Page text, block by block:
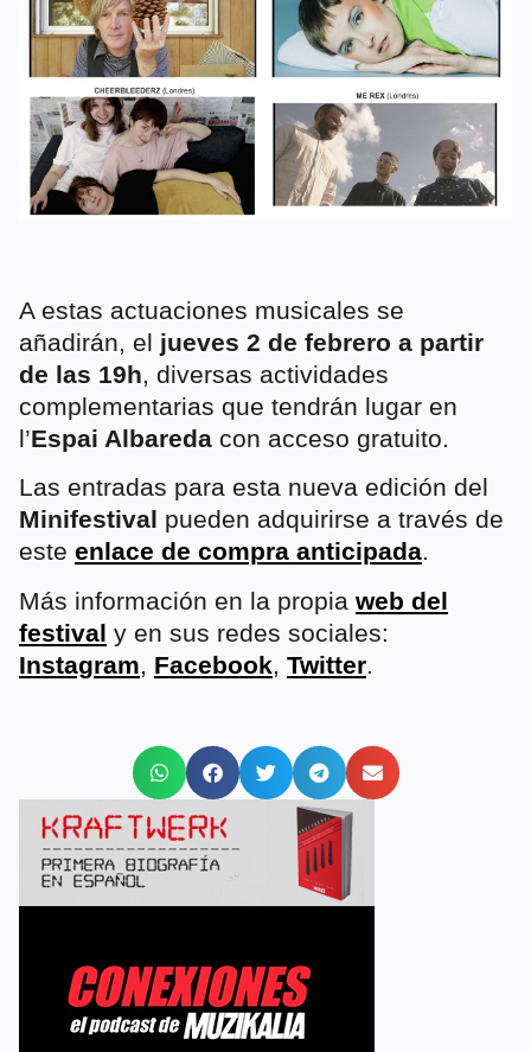
A estas actuaciones musicales se
añadirán, el jueves 2 de febrero a partir
de las 19h, diversas actividades
complementarias que tendrán lugar en
l’Espai Albareda con acceso gratuito.
Las entradas para esta nueva edición del
Minifestival pueden adquirirse a través de
este enlace de compra anticipada.
Más información en la propia web del
festival y en sus redes sociales:
Instagram, Facebook, Twitter.